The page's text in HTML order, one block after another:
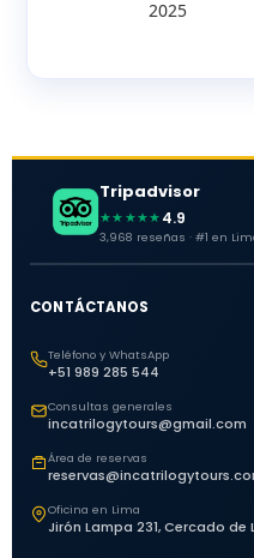
Tripadvisor
★★★★★ 4.9
3,968 reseñas · #1 en
CONTÁCTANOS
Teléfono y WhatsApp
+51 989 285 544
Consultas generales
incatrilogytours@gmail.com
Área de reservas
Oficina en Lima
Jirón Lampa 231, Cercado de